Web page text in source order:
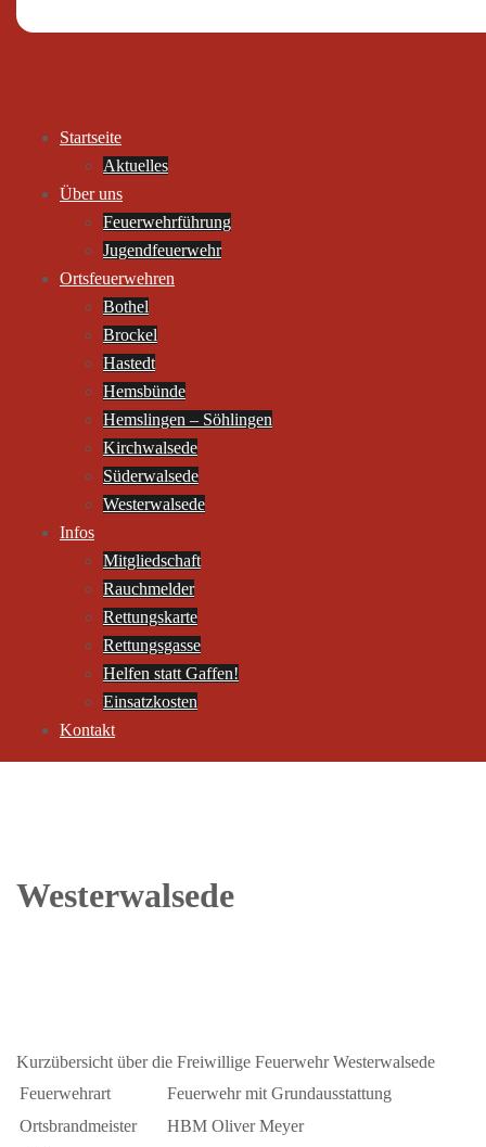
Startseite
Aktuelles
Über uns
Feuerwehrführung
Jugendfeuerwehr
Ortsfeuerwehren
Bothel
Brockel
Hastedt
Hemsbünde
Hemslingen – Söhlingen
Kirchwalsede
Süderwalsede
Westerwalsede
Infos
Mitgliedschaft
Rauchmelder
Rettungskarte
Rettungsgasse
Helfen statt Gaffen!
Einsatzkosten
Kontakt
Westerwalsede
Kurzübersicht über die Freiwillige Feuerwehr Westerwalsede
Feuerwehrart
Feuerwehr mit Grundausstattung
Ortsbrandmeister
HBM Oliver Meyer